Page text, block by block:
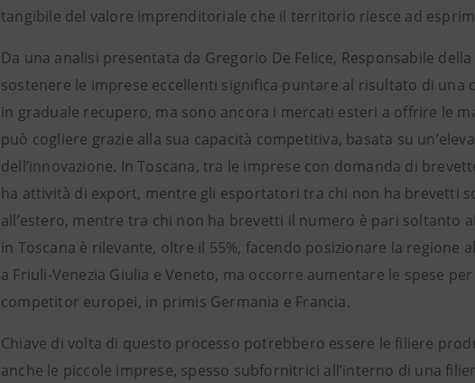
tangibile del valore imprenditoriale che il territorio riesce ad
Da una analisi presentata da Gregorio De Felice, Responsabile
sostenere le imprese eccellenti significa puntare al risultato di
in graduale recupero, ma sono ancora i mercati esteri a offrire le
può cogliere grazie alla sua capacità competitiva, basata su
dell’innovazione. In Toscana, tra le imprese con domanda di
ha attività di export, mentre gli esportatori tra chi non ha brevetti
all’estero, mentre tra chi non ha brevetti il numero è pari soltanto
in Toscana è rilevante, oltre il 55%, facendo posizionare la
a Friuli-Venezia Giulia e Veneto, ma occorre aumentare le spese
competitor europei, in primis Germania e Francia.
Chiave di volta di questo processo potrebbero essere le filiere
anche le piccole imprese, spesso subfornitrici all’interno di una